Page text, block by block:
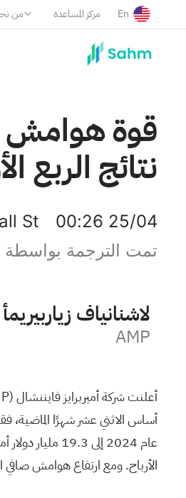
من مركز المساعدة En
نتائج الربع
St
00:26 25/04
تمت الترجمة بواسطة
أميريبرايز فاينانشال
AMP
أعلنت شركة أميربرايز فايننشال
الأرباح. ومع ارتفاع هوامش صافي